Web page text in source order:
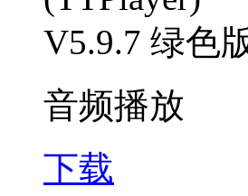
音频播放
下载